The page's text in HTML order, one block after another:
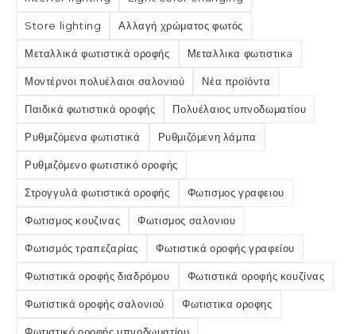
Store lighting Αλλαγή χρώματος φωτός
Μεταλλικά φωτιστικά οροφής Μεταλλικα φωτιστικа
Μοντέρνοι πολυέλαιοι σαλονιού Νέα προϊόντα
Παιδικά φωτιστικά οροφής Πολυέλαιος υπνοδωματίου
Ρυθμιζόμενα φωτιστικά Ρυθμιζόμενη λάμπα
Ρυθμιζόμενο φωτιστικό οροφής
Στρογγυλά φωτιστικά οροφής Φωτισμος γραφειου
Φωτισμος κουζινας Φωτισμος σαλονιου
Φωτισμός τραπεζαρίας Φωτιστικά οροφής γραφείου
Φωτιστικά οροφής διαδρόμου Φωτιστικά οροφής κουζίνας
Φωτιστικά οροφής σαλονιού Φωτιστικα οροφης